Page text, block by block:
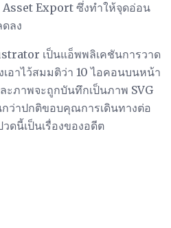
Asset Export ซึ่งทำให้จุดอ่อน
ลง
เป็นแอ็พพลิเคชันการวาด
เอาไว้สมมติว่า 10 ไอคอนบนหน้า
ะภาพจะถูกบันทึกเป็นภาพ SVG
กว่าปกติขอบคุณการเดินทางต่อ
วดนี้เป็นเรื่องของอดีต